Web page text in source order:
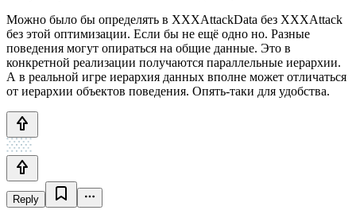
Можно было бы определять в XXXAttackData без XXXAttack
без этой оптимизации. Если бы не ещё одно но. Разные
поведения могут опираться на общие данные. Это в
конкретной реализации получаются параллельные иерархии.
А в реальной игре иерархия данных вполне может отличаться
от иерархии объектов поведения. Опять-таки для удобства.
Reply